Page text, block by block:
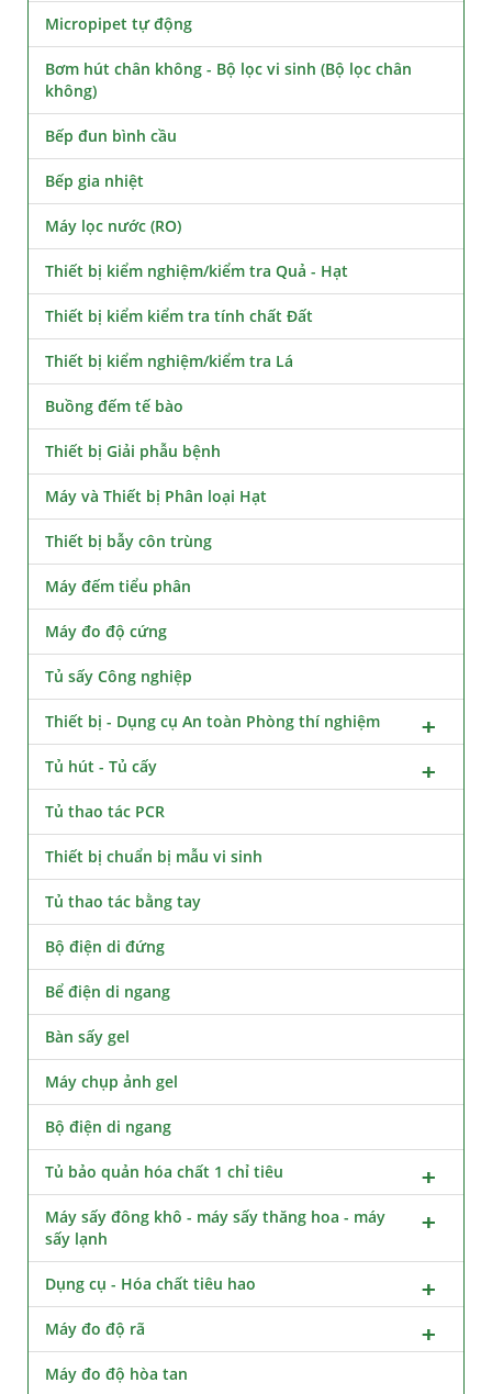
Micropipet tự động
Bơm hút chân không - Bộ lọc vi sinh (Bộ lọc chân
không)
Bếp đun bình cầu
Bếp gia nhiệt
Máy lọc nước (RO)
Thiết bị kiểm nghiệm/kiểm tra Quả - Hạt
Thiết bị kiểm kiểm tra tính chất Đất
Thiết bị kiểm nghiệm/kiểm tra Lá
Buồng đếm tế bào
Thiết bị Giải phẫu bệnh
Máy và Thiết bị Phân loại Hạt
Thiết bị bẫy côn trùng
Máy đếm tiểu phân
Máy đo độ cứng
Tủ sấy Công nghiệp
Thiết bị - Dụng cụ An toàn Phòng thí nghiệm
Tủ hút - Tủ cấy
Tủ thao tác PCR
Thiết bị chuẩn bị mẫu vi sinh
Tủ thao tác bằng tay
Bộ điện di đứng
Bể điện di ngang
Bàn sấy gel
Máy chụp ảnh gel
Bộ điện di ngang
Tủ bảo quản hóa chất 1 chỉ tiêu
Máy sấy đông khô - máy sấy thăng hoa - máy
sấy lạnh
Dụng cụ - Hóa chất tiêu hao
Máy đo độ rã
Máy đo độ hòa tan